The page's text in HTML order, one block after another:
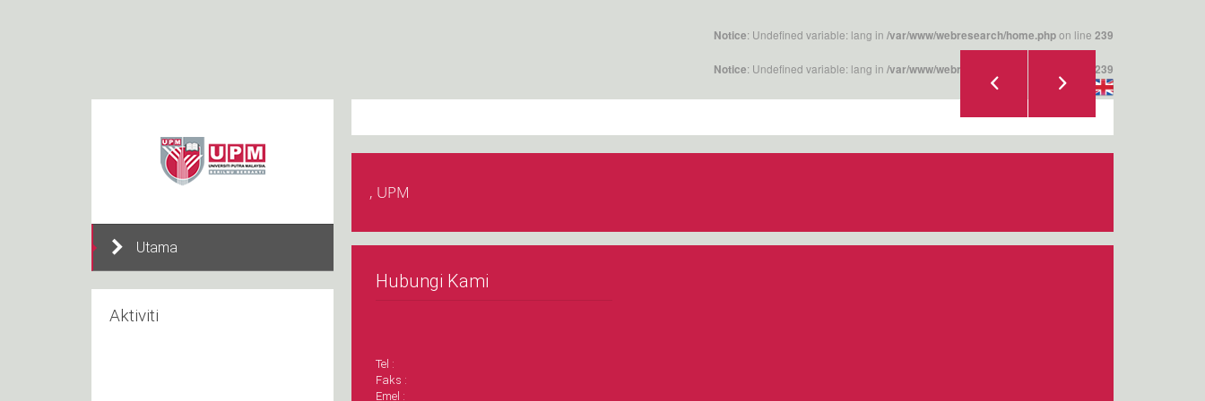
Notice: Undefined variable: lang in /var/www/webresearch/home.phpon line 239
Notice: Undefined variable: lang in /var/www/webresearch/home.php 239
Utama
Aktiviti
, UPM
Hubungi Kami
Tel :
Faks :
Emel :